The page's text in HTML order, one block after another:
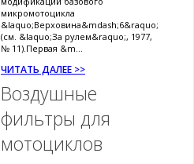
микромотоцикла
&laquo;Верховина&mdash;6&raquo;
(см. &laquo;За рулем&raquo;, 1977,
№ 11).Первая &m...
ЧИТАТЬ ДАЛЕЕ >>
Воздушные
фильтры для
мотоциклов